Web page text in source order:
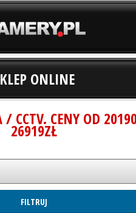
ONLINE
/ CCTV. CENY OD
26919ZŁ